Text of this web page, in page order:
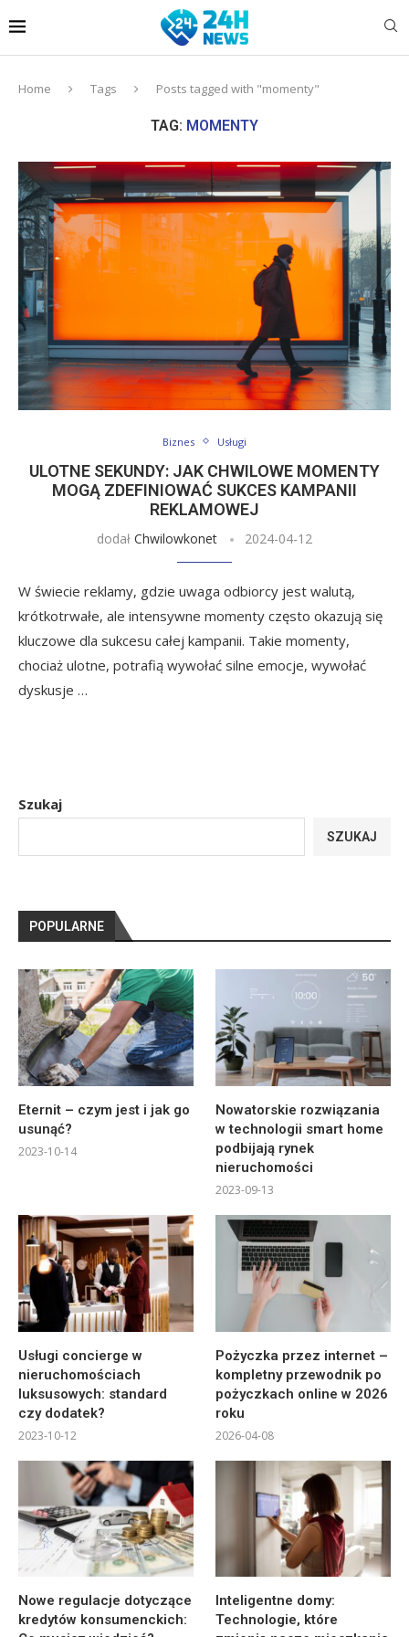
Home Tags Posts tagged with "momenty"
TAG: MOMENTY
Biznes Usługi
ULOTNE SEKUNDY: JAK CHWILOWE MOMENTY
MOGĄ ZDEFINIOWAĆ SUKCES KAMPANII
REKLAMOWEJ
dodał Chwilowkonet 2024-04-12
W świecie reklamy, gdzie uwaga odbiorcy jest walutą,
krótkotrwałe, ale intensywne momenty często okazują się
kluczowe dla sukcesu całej kampanii. Takie momenty,
chociaż ulotne, potrafią wywołać silne emocje, wywołać
dyskusje …
Szukaj
SZUKAJ
POPULARNE
Eternit – czym jest i jak go
usunąć?
2023-10-14
Nowatorskie rozwiązania
w technologii smart home
podbijają rynek
nieruchomości
2023-09-13
Usługi concierge w
nieruchomościach
luksusowych: standard
czy dodatek?
2023-10-12
Pożyczka przez internet –
kompletny przewodnik po
pożyczkach online w 2026
roku
2026-04-08
Nowe regulacje dotyczące
kredytów konsumenckich:
Inteligentne domy:
Technologie, które